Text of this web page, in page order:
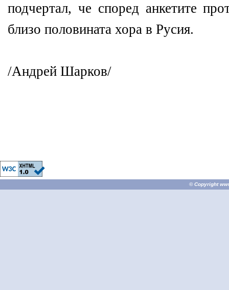
подчертал, че според анкетите
близо половината хора в Русия.
/Андрей Шарков/
© Copyright